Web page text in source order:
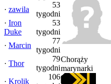
· zawila
53
tygodni
· Iron
Duke
53
tygodni
· Marcin
77
tygodni
· Thor
79
tygodni
· Krolik
106
Chorąży
marynarki